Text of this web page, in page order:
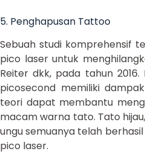
5. Penghapusan Tattoo
Sebuah studi komprehensif
pico laser untuk
Reiter dkk, pada tahun
picosecond memiliki
teori dapat membantu
macam warna tato. Tato
ungu semuanya telah
pico laser.